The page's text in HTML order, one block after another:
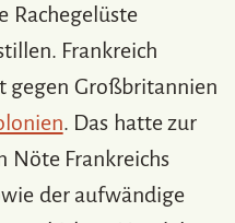
Rachegelüste
Frankreich
gegen Großbritannien
. Das hatte zur
Nöte Frankreichs
der aufwändige